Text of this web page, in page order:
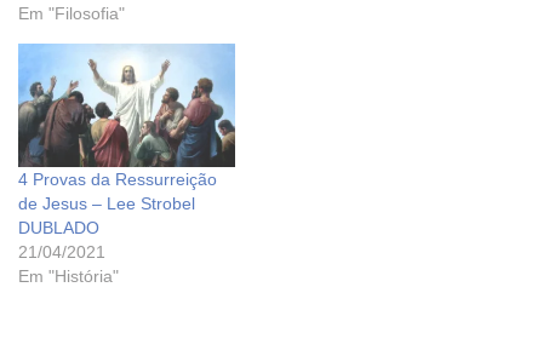
Em "Filosofia"
4 Provas da Ressurreição
de Jesus – Lee Strobel
DUBLADO
21/04/2021
Em "História"